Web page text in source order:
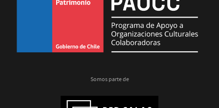
Somos parte de